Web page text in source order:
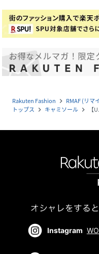
Rakuten Fashion navigate_next RMAF (リマ
トップス navigate_next キャミソール navigate_next 【
Instagram